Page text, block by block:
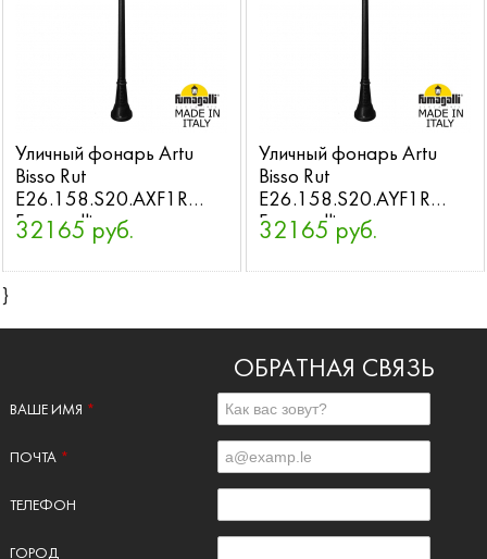
Уличный фонарь Artu
Bisso Rut
E26.158.S20.AXF1R
Fumagalli
32165 руб.
Уличный фонарь Artu
Bisso Rut
E26.158.S20.AYF1R
Fumagalli
32165 руб.
}
ОБРАТНАЯ СВЯЗЬ
ВАШЕ ИМЯ *
ПОЧТА *
ТЕЛЕФОН
ГОРОД